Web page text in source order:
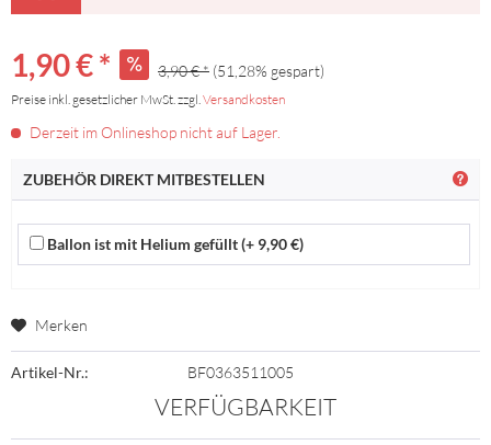
1,90 € * 3,90 € * (51,28% gespart)
Preise inkl. gesetzlicher MwSt. zzgl.Versandkosten
Derzeit im Onlineshop nicht auf Lager.
ZUBEHÖR DIREKT MITBESTELLEN
Ballon ist mit Helium gefüllt (+ 9,90 €)
Merken
Artikel-Nr.: BF0363511005
VERFÜGBARKEIT